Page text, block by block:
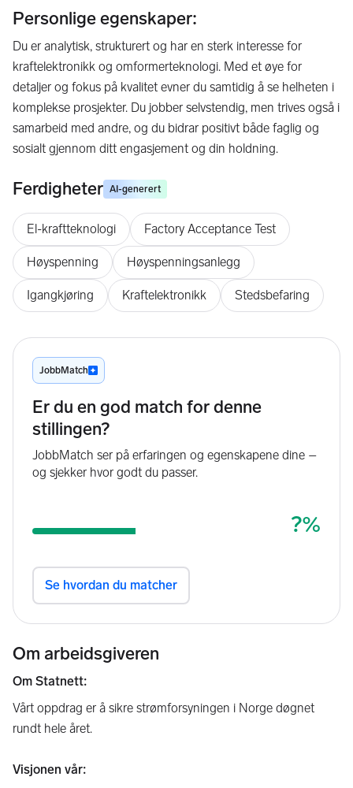
Personlige egenskaper:
Du er analytisk, strukturert og har en sterk interesse for
kraftelektronikk og omformerteknologi. Med et øye for
detaljer og fokus på kvalitet evner du samtidig å se helheten i
komplekse prosjekter. Du jobber selvstendig, men trives også i
samarbeid med andre, og du bidrar positivt både faglig og
sosialt gjennom ditt engasjement og din holdning.
Ferdigheter AI-generert
El-kraftteknologi Factory Acceptance Test
Høyspenning Høyspenningsanlegg
Igangkjøring Kraftelektronikk Stedsbefaring
Om arbeidsgiveren
Om Statnett:
Vårt oppdrag er å sikre strømforsyningen i Norge døgnet
rundt hele året.
Visjonen vår: